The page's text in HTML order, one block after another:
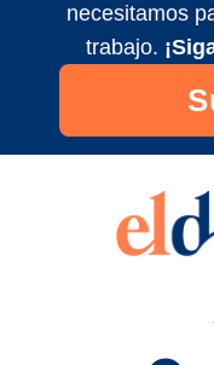
necesitamos
trabajo.